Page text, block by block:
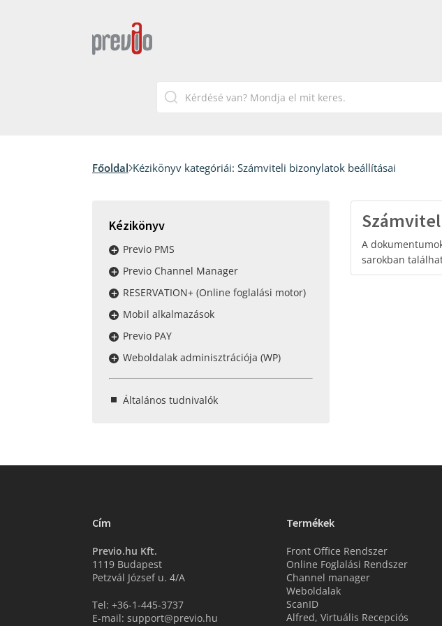
Főoldal Kézikönyv kategóriái: Számviteli bizonylatok beállításai
Kézikönyv
Previo PMS
Previo Channel Manager
RESERVATION+ (Online foglalási motor)
Mobil alkalmazások
Previo PAY
Weboldalak adminisztrációja (WP)
Általános tudnivalók
A
sarokban
Cím
Previo.hu Kft.
1119 Budapest
Petzvál József u. 4/A
Tel: +36-1-445-3737
E-mail: support@previo.hu
Termékek
Front Office Rendszer
Online Foglalási Rendszer
Channel manager
Weboldalak
ScanID
Alfred, Virtuális Recepciós